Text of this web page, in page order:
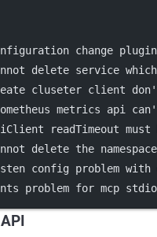
change
delete service
cluseter client
metrics api
readTimeout must
delete the
config problem with
problem for mcp stdio